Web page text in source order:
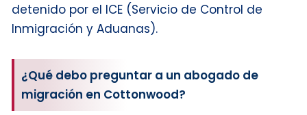
detenido por el ICE (Servicio de Control de
Inmigración y Aduanas).
¿Qué debo preguntar a un abogado de
migración en Cottonwood?